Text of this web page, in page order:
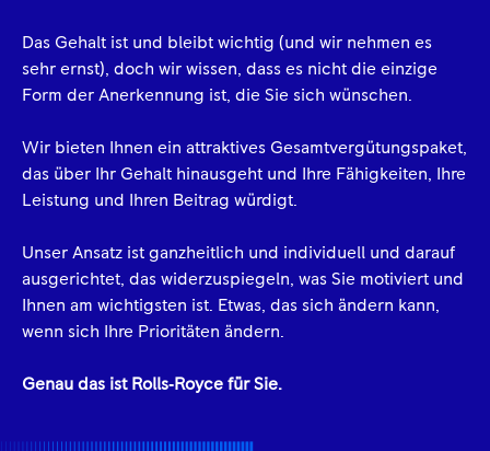
Das Gehalt ist und bleibt wichtig (und wir nehmen es
sehr ernst), doch wir wissen, dass es nicht die einzige
Form der Anerkennung ist, die Sie sich wünschen.
Wir bieten Ihnen ein attraktives Gesamtvergütungspaket,
das über Ihr Gehalt hinausgeht und Ihre Fähigkeiten, Ihre
Leistung und Ihren Beitrag würdigt.
Unser Ansatz ist ganzheitlich und individuell und darauf
ausgerichtet, das widerzuspiegeln, was Sie motiviert und
Ihnen am wichtigsten ist. Etwas, das sich ändern kann,
wenn sich Ihre Prioritäten ändern.
Genau das ist Rolls‑Royce für Sie.